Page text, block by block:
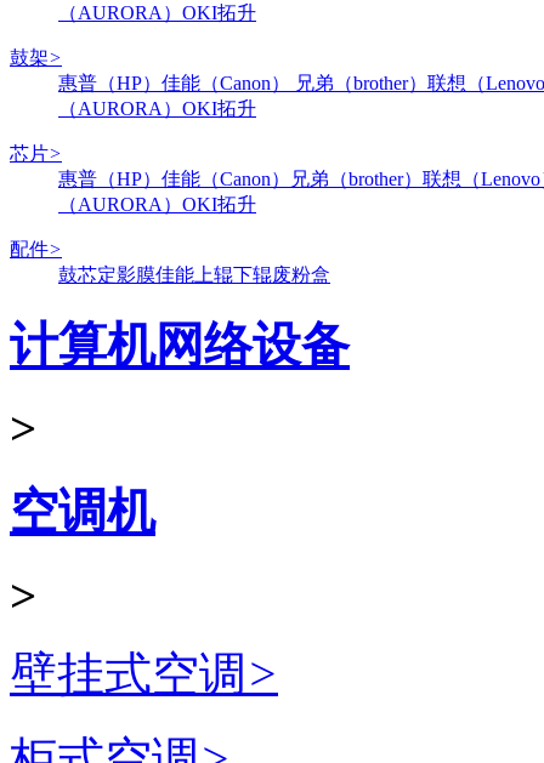
（AURORA） OKI拓升
鼓架>
惠普（HP） 佳能（Canon） 兄弟（brother） 联想（
（AURORA） OKI拓升
芯片>
惠普（HP） 佳能（Canon） 兄弟（brother） 联想（
（AURORA） OKI拓升
配件>
鼓芯定影膜佳能 上辊下辊废粉盒
计算机网络设备
>
空调机
>
壁挂式空调 >